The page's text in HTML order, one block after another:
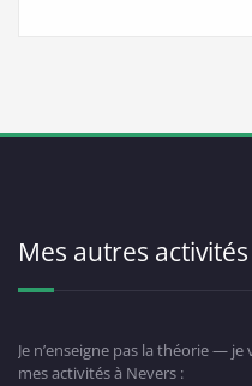
Mes autres activités
Je n’enseigne pas la théorie —
mes activités à Nevers :